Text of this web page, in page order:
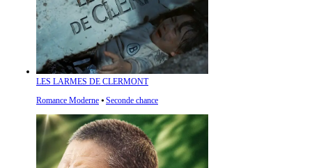
LES LARMES DE CLERMONT
Romance Moderne ⦁ Seconde chance